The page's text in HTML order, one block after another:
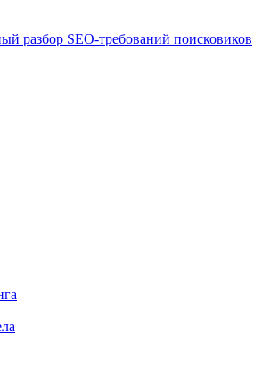
разбор SEO-требований поисковиков